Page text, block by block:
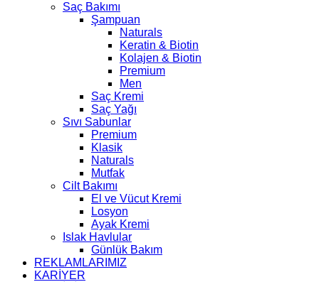
Saç Bakımı
Şampuan
Naturals
Keratin & Biotin
Kolajen & Biotin
Premium
Men
Saç Kremi
Saç Yağı
Sıvı Sabunlar
Premium
Klasik
Naturals
Mutfak
Cilt Bakımı
El ve Vücut Kremi
Losyon
Ayak Kremi
Islak Havlular
Günlük Bakım
REKLAMLARIMIZ
KARİYER